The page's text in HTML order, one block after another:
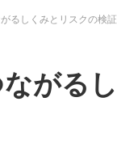
るしくみとリスクの検証
がるし